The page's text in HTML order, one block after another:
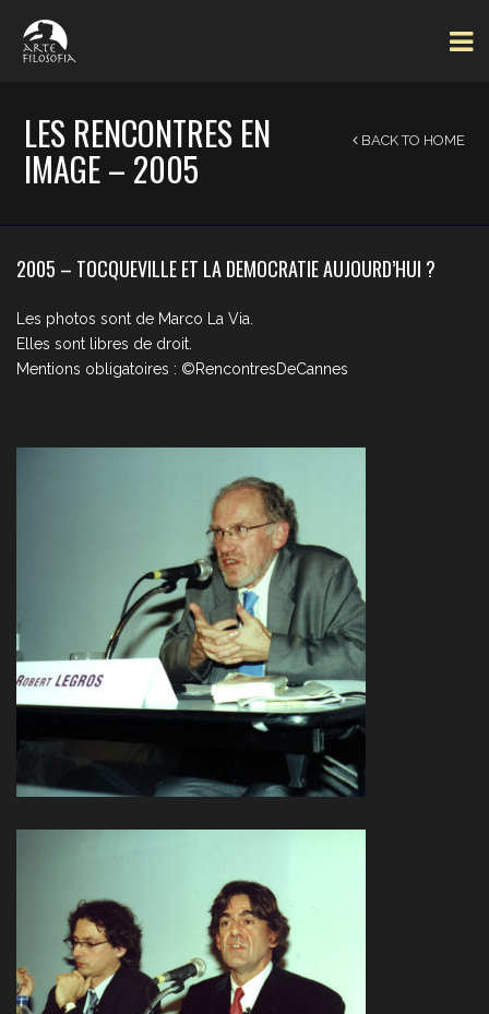
LES RENCONTRES EN
IMAGE – 2005
BACK TO HOME
2005 – TOCQUEVILLE ET LA DEMOCRATIE AUJOURD’HUI ?
Les photos sont de Marco La Via.
Elles sont libres de droit.
Mentions obligatoires : ©RencontresDeCannes